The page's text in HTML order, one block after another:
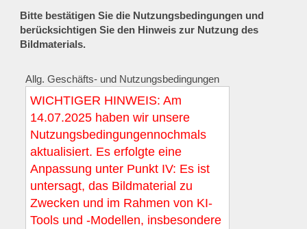
Bitte bestätigen Sie die Nutzungsbedingungen und
berücksichtigen Sie den Hinweis zur Nutzung des
Bildmaterials.
Allg. Geschäfts- und Nutzungsbedingungen
WICHTIGER HINWEIS: Am
14.07.2025 haben wir unsere
Nutzungsbedingungennochmals
aktualisiert. Es erfolgte eine
Anpassung unter Punkt IV: Es ist
untersagt, das Bildmaterial zu
Zwecken und im Rahmen von KI-
Tools und -Modellen, insbesondere